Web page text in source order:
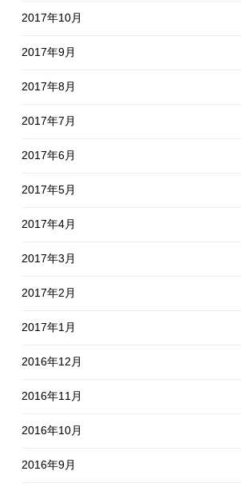
2017年10月
2017年9月
2017年8月
2017年7月
2017年6月
2017年5月
2017年4月
2017年3月
2017年2月
2017年1月
2016年12月
2016年11月
2016年10月
2016年9月